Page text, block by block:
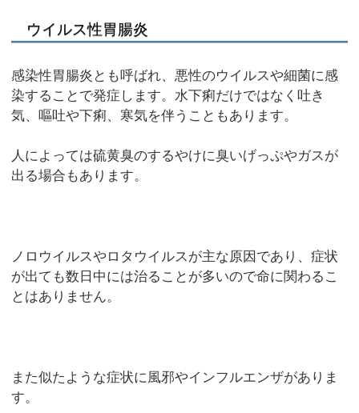
ウイルス性胃腸炎
感染性胃腸炎とも呼ばれ、悪性のウイルスや細菌に感
染することで発症します。水下痢だけではなく吐き
気、嘔吐や下痢、寒気を伴うこともあります。
人によっては硫黄臭のするやけに臭いげっぷやガスが
出る場合もあります。
ノロウイルスやロタウイルスが主な原因であり、症状
が出ても数日中には治ることが多いので命に関わるこ
とはありません。
また似たような症状に風邪やインフルエンザがありま
す。